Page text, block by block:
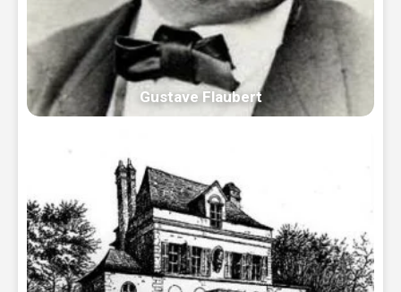
Gustave Flaubert